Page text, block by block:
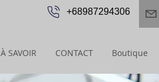
+68987294306
À SAVOIR CONTACT Boutique